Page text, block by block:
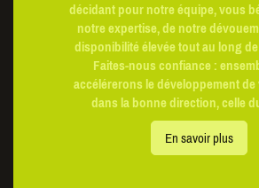
décidant pour notre équipe, vous
notre expertise, de notre
disponibilité élevée tout au long
Faites-nous confiance :
accélérerons le développement
dans la bonne direction, celle
En savoir plus